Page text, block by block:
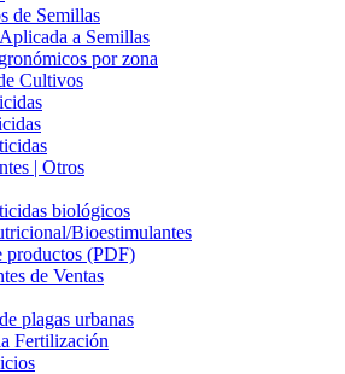
de Semillas
a Semillas
por zona
Cultivos
| Otros
biológicos
Bioestimulantes
productos (PDF)
de Ventas
plagas urbanas
Fertilización